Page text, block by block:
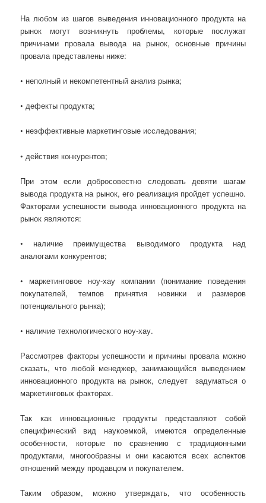
На любом из шагов выведения инновационного продукта на
рынок могут возникнуть проблемы, которые послужат
причинами провала вывода на рынок, основные причины
провала представлены ниже:
• неполный и некомпетентный анализ рынка;
• дефекты продукта;
• неэффективные маркетинговые исследования;
• действия конкурентов;
При этом если добросовестно следовать девяти шагам
вывода продукта на рынок, его реализация пройдет успешно.
Факторами успешности вывода инновационного продукта на
рынок являются:
• наличие преимущества выводимого продукта над
аналогами конкурентов;
• маркетинговое ноу-хау компании (понимание поведения
покупателей, темпов принятия новинки и размеров
потенциального рынка);
• наличие технологического ноу-хау.
Рассмотрев факторы успешности и причины провала можно
сказать, что любой менеджер, занимающийся выведением
инновационного продукта на рынок, следует задуматься о
маркетинговых факторах.
Так как инновационные продукты представляют собой
специфический вид наукоемкой, имеются определенные
особенности, которые по сравнению с традиционными
продуктами, многообразны и они касаются всех аспектов
отношений между продавцом и покупателем.
Таким образом, можно утверждать, что особенность